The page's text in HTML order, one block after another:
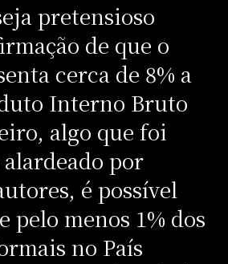
pretensioso
de que o
cerca de 8% a
Interno Bruto
algo que foi
por
é possível
pelo menos 1% dos
no País